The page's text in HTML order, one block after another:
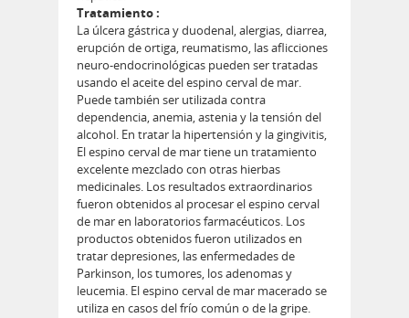
Tratamiento :
La úlcera gástrica y duodenal, alergias, diarrea,
erupción de ortiga, reumatismo, las aflicciones
neuro-endocrinológicas pueden ser tratadas
usando el aceite del espino cerval de mar.
Puede también ser utilizada contra
dependencia, anemia, astenia y la tensión del
alcohol. En tratar la hipertensión y la gingivitis,
El espino cerval de mar tiene un tratamiento
excelente mezclado con otras hierbas
medicinales. Los resultados extraordinarios
fueron obtenidos al procesar el espino cerval
de mar en laboratorios farmacéuticos. Los
productos obtenidos fueron utilizados en
tratar depresiones, las enfermedades de
Parkinson, los tumores, los adenomas y
leucemia. El espino cerval de mar macerado se
utiliza en casos del frío común o de la gripe.